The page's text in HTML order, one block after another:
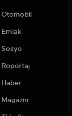
Otomobil
Emlak
Sosyo
Ropörtaj
Haber
Magazin